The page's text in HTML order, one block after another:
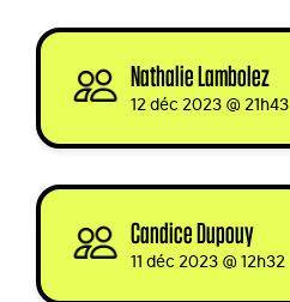
Nathalie Lambolez
12 déc 2023 @ 21h43
Candice Dupouy
11 déc 2023 @ 12h32